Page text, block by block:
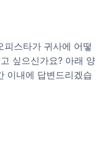
피스타가 귀사에 어떻
싶으신가요? 아래 양
이내에 답변드리겠습